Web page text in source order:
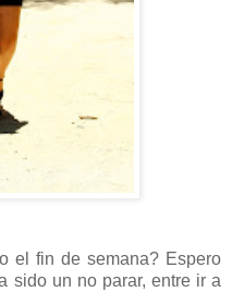
el fin de semana? Espero
sido un no parar, entre ir a